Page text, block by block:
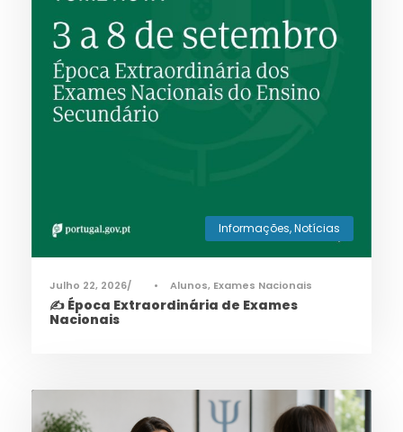
Informações,Notícias
Julho 22, 2026 • Alunos, Exames Nacionais
✍️ Época Extraordinária de Exames
Nacionais